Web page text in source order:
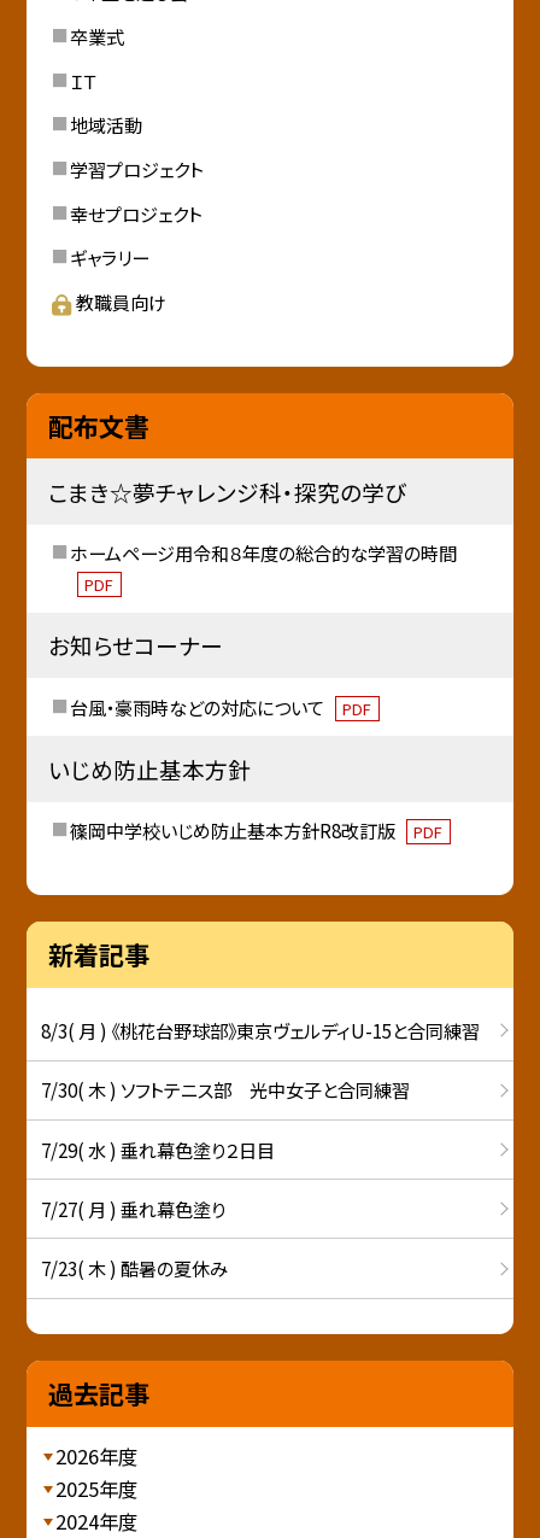
卒業式
ＩＴ
地域活動
学習プロジェクト
幸せプロジェクト
ギャラリー
教職員向け
配布文書
こまき☆夢チャレンジ科・探究の学び
ホームページ用令和８年度の総合的な学習の時間
PDF
お知らせコーナー
台風・豪雨時などの対応について PDF
いじめ防止基本方針
篠岡中学校いじめ防止基本方針R8改訂版 PDF
新着記事
8/3( 月 ) 《桃花台野球部》東京ヴェルディU-15と合同練習
7/30( 木 ) ソフトテニス部 光中女子と合同練習
7/29( 水 ) 垂れ幕色塗り２日目
7/27( 月 ) 垂れ幕色塗り
7/23( 木 ) 酷暑の夏休み
過去記事
2026年度
2025年度
2024年度